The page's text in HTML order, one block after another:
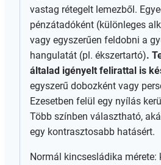
vastag rétegelt lemezből.
pénzátadóként (különleges
vagy egyszerűen feldobni a
hangulatát (pl. ékszertartó).
általad igényelt felirattal is
egyszerű dobozként vagy
Ezesetben felül egy nyílás
Több színben választható,
egy kontrasztosabb hatásért.
Normál kincsesládika mérete: